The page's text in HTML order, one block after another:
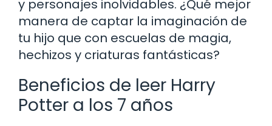
y personajes inolvidables. ¿Qué mejor
manera de captar la imaginación de
tu hijo que con escuelas de magia,
hechizos y criaturas fantásticas?
Beneficios de leer Harry
Potter a los 7 años